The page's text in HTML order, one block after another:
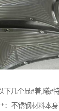
几个显#着,曦#特
不锈钢材料本身